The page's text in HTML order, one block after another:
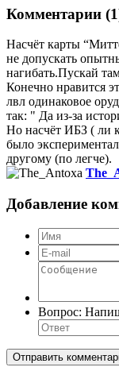
Комментарии
Насчёт карты
не допускать
нагибать.Пускай
Конечно нравится
лвл одинаковое
так: " Да из-за
Но насчёт ИБЗ ( ли
было
другому (по легче).
Добавление
Вопрос:
Отправить